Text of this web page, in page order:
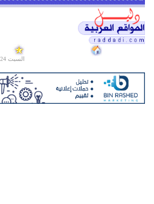
السبت 24 صفر 1448 هـ الموافق